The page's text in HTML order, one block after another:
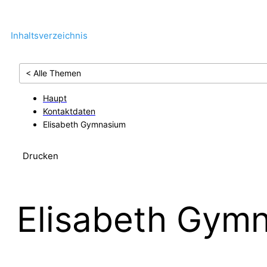
Inhaltsverzeichnis
< Alle Themen
Haupt
Kontaktdaten
Elisabeth Gymnasium
Drucken
Elisabeth